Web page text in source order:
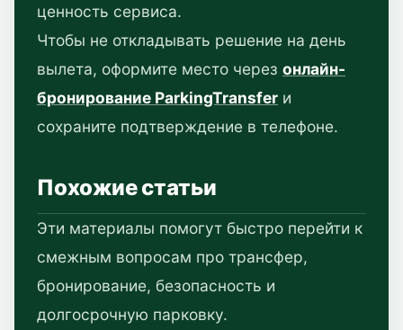
ценность сервиса.
Чтобы не откладывать решение на день
вылета, оформите место через онлайн-
бронирование ParkingTransfer и
сохраните подтверждение в телефоне.
Похожие статьи
Эти материалы помогут быстро перейти к
смежным вопросам про трансфер,
бронирование, безопасность и
долгосрочную парковку.